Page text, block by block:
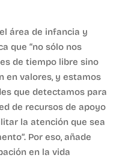
área de infancia y
que “no sólo nos
de tiempo libre sino
en valores, y estamos
que detectamos para
de recursos de apoyo
la atención que sea
Por eso, añade
en la vida